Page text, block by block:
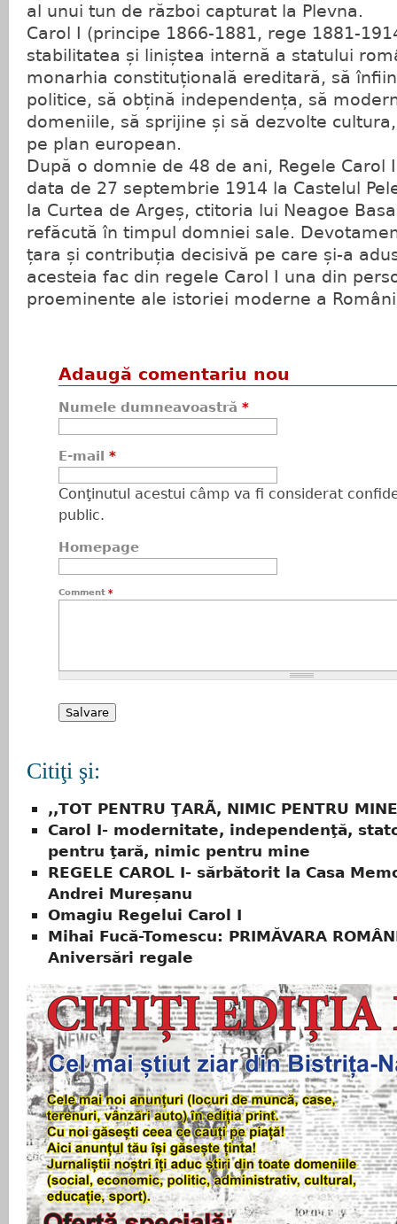
al unui tun de război capturat la Plevna.
Carol I (principe 1866-1881, rege 1881-
stabilitatea și liniștea internă a statului
monarhia constituțională ereditară, să
politice, să obțină independența, să
domeniile, să sprijine și să dezvolte
pe plan european.
După o domnie de 48 de ani, Regele Carol
data de 27 septembrie 1914 la Castelul
la Curtea de Argeș, ctitoria lui Neagoe
refăcută în timpul domniei sale.
țara și contribuția decisivă pe care și-a
acesteia fac din regele Carol I una din
proeminente ale istoriei moderne a
Adaugă comentariu nou
Numele dumneavoastră *
E-mail *
Conţinutul acestui câmp va fi considerat
public.
Homepage
Comment *
Citiţi şi:
,,TOT PENTRU ŢARÃ, NIMIC PENTRU
Carol I- modernitate, independenţă,
pentru ţară, nimic pentru mine
REGELE CAROL I- sărbătorit la Casa
Andrei Mureșanu
Omagiu Regelui Carol I
Mihai Fucă-Tomescu: PRIMĂVARA
Aniversări regale